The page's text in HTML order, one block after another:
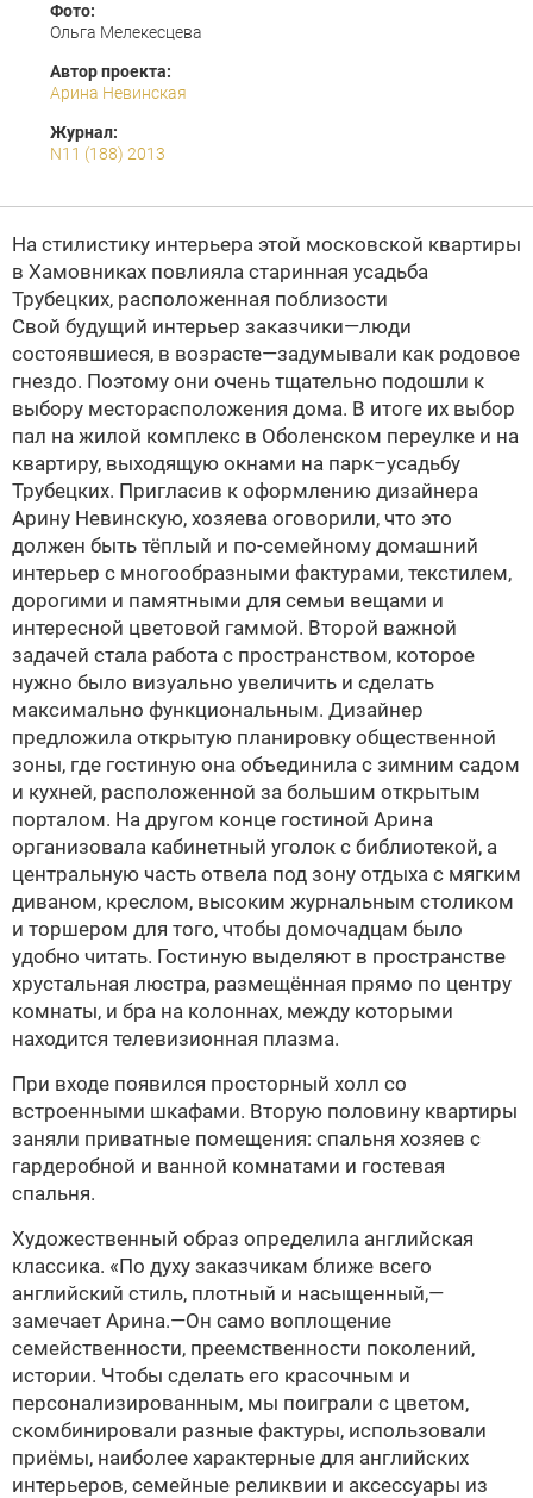
Фото:
Ольга Мелекесцева
Автор проекта:
Арина Невинская
Журнал:
N11 (188) 2013
На стилистику интерьера этой московской квартиры
в Хамовниках повлияла старинная усадьба
Трубецких, расположенная поблизости
Cвой будущий интерьер заказчики—люди
состоявшиеся, в возрасте—задумывали как родовое
гнездо. Поэтому они очень тщательно подошли к
выбору месторасположения дома. В итоге их выбор
пал на жилой комплекс в Оболенском переулке и на
квартиру, выходящую окнами на парк–усадьбу
Трубецких. Пригласив к оформлению дизайнера
Арину Невинскую, хозяева оговорили, что это
должен быть тёплый и по-семейному домашний
интерьер с многообразными фактурами, текстилем,
дорогими и памятными для семьи вещами и
интересной цветовой гаммой. Второй важной
задачей стала работа с пространством, которое
нужно было визуально увеличить и сделать
максимально функциональным. Дизайнер
предложила открытую планировку общественной
зоны, где гостиную она объединила с зимним садом
и кухней, расположенной за большим открытым
порталом. На другом конце гостиной Арина
организовала кабинетный уголок с библиотекой, а
центральную часть отвела под зону отдыха с мягким
диваном, креслом, высоким журнальным столиком
и торшером для того, чтобы домочадцам было
удобно читать. Гостиную выделяют в пространстве
хрустальная люстра, размещённая прямо по центру
комнаты, и бра на колоннах, между которыми
находится телевизионная плазма.
При входе появился просторный холл со
встроенными шкафами. Вторую половину квартиры
заняли приватные помещения: спальня хозяев с
гардеробной и ванной комнатами и гостевая
спальня.
Художественный образ определила английская
классика. «По духу заказчикам ближе всего
английский стиль, плотный и насыщенный,—
замечает Арина.—Он само воплощение
семейственности, преемственности поколений,
истории. Чтобы сделать его красочным и
персонализированным, мы поиграли с цветом,
скомбинировали разные фактуры, использовали
приёмы, наиболее характерные для английских
интерьеров, семейные реликвии и аксессуары из